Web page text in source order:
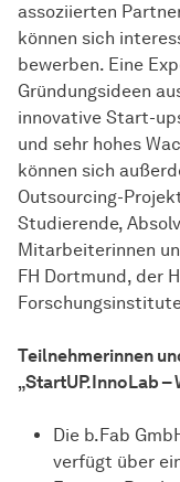
assoziierten
können sich
bewerben. Eine
Gründungsideen
innovative Start-
und sehr hohes
können sich
Outsourcing-
Studierende,
Mitarbeiterinnen
FH Dortmund, der
Teilnehmerinnen
„StartUP.InnoLab
Die b.Fab
verfügt über